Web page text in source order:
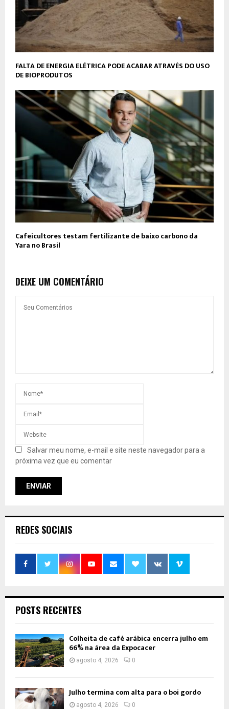
FALTA DE ENERGIA ELÉTRICA PODE ACABAR ATRAVÉS DO USO
DE BIOPRODUTOS
Cafeicultores testam fertilizante de baixo carbono da
Yara no Brasil
DEIXE UM COMENTÁRIO
Salvar meu nome, e-mail e site neste navegador para a
próxima vez que eu comentar
REDES SOCIAIS
POSTS RECENTES
Colheita de café arábica encerra julho em
66% na área da Expocacer
agosto 4, 2026 0
Julho termina com alta para o boi gordo
agosto 4, 2026 0